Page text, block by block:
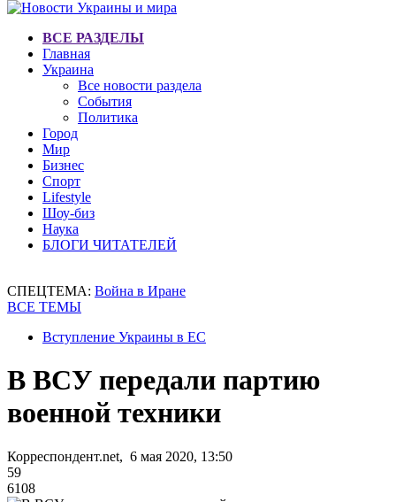
ВСЕ РАЗДЕЛЫ
Главная
Украина
Все новости раздела
События
Политика
Город
Мир
Бизнес
Спорт
Lifestyle
Шоу-биз
Наука
БЛОГИ ЧИТАТЕЛЕЙ
СПЕЦТЕМА: Война в Иране
ВСЕ ТЕМЫ
Вступление Украины в ЕС
В ВСУ передали партию
военной техники
Корреспондент.net, 6 мая 2020, 13:50
59
6108